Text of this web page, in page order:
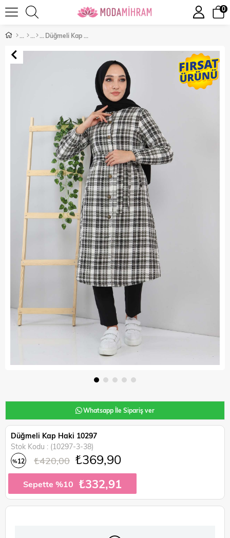
0
Düğmeli Kap Haki 10297
Whatsapp İle Sipariş ver
Düğmeli Kap Haki 10297
Stok Kodu
(10297-3-38)
%12 ₺420,00 ₺369,90
Sepette %10 ₺332,91